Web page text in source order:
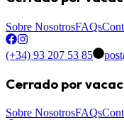
Sobre NosotrosFAQs
(+34) 93 207 53 85
Cerrado por
Sobre NosotrosFAQs